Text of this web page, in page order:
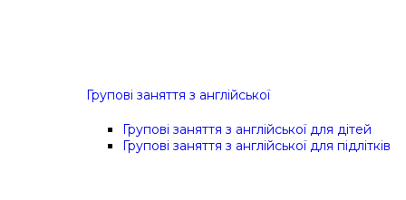
Групові заняття з англійської
Групові заняття з англійської для дітей
Групові заняття з англійської для підлітків